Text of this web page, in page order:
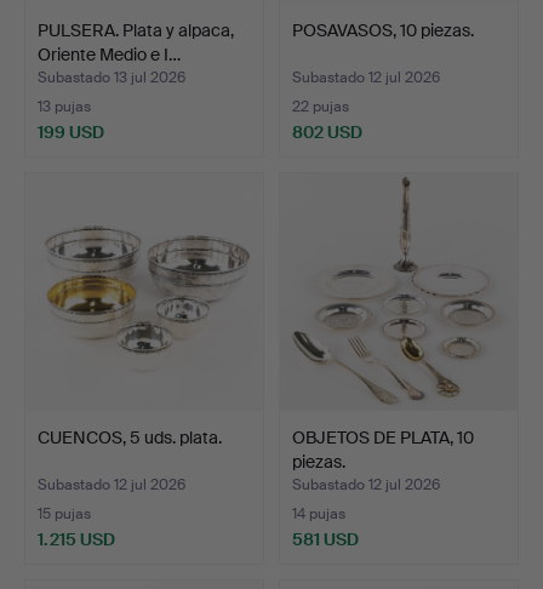
PULSERA. Plata y alpaca,
Oriente Medio e I…
Subastado 13 jul 2026
13 pujas
199 USD
POSAVASOS, 10 piezas.
Subastado 12 jul 2026
22 pujas
802 USD
CUENCOS, 5 uds. plata.
Subastado 12 jul 2026
15 pujas
1.215 USD
OBJETOS DE PLATA, 10
piezas.
Subastado 12 jul 2026
14 pujas
581 USD